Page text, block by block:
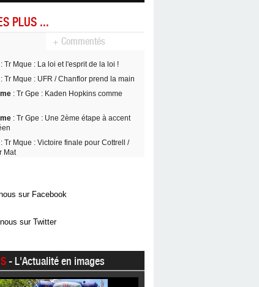
PLUS ...
+ Commentés
: Tr Mque : La loi et l'esprit de la loi !
: Tr Mque : UFR / Chanflor prend la main
: Tr Gpe : Kaden Hopkins comme
: Tr Gpe : Une 2ème étape à accent
: Tr Mque : Victoire finale pour Cottrell /
Mat
sur Facebook
sur Twitter
- L'Actualité en images